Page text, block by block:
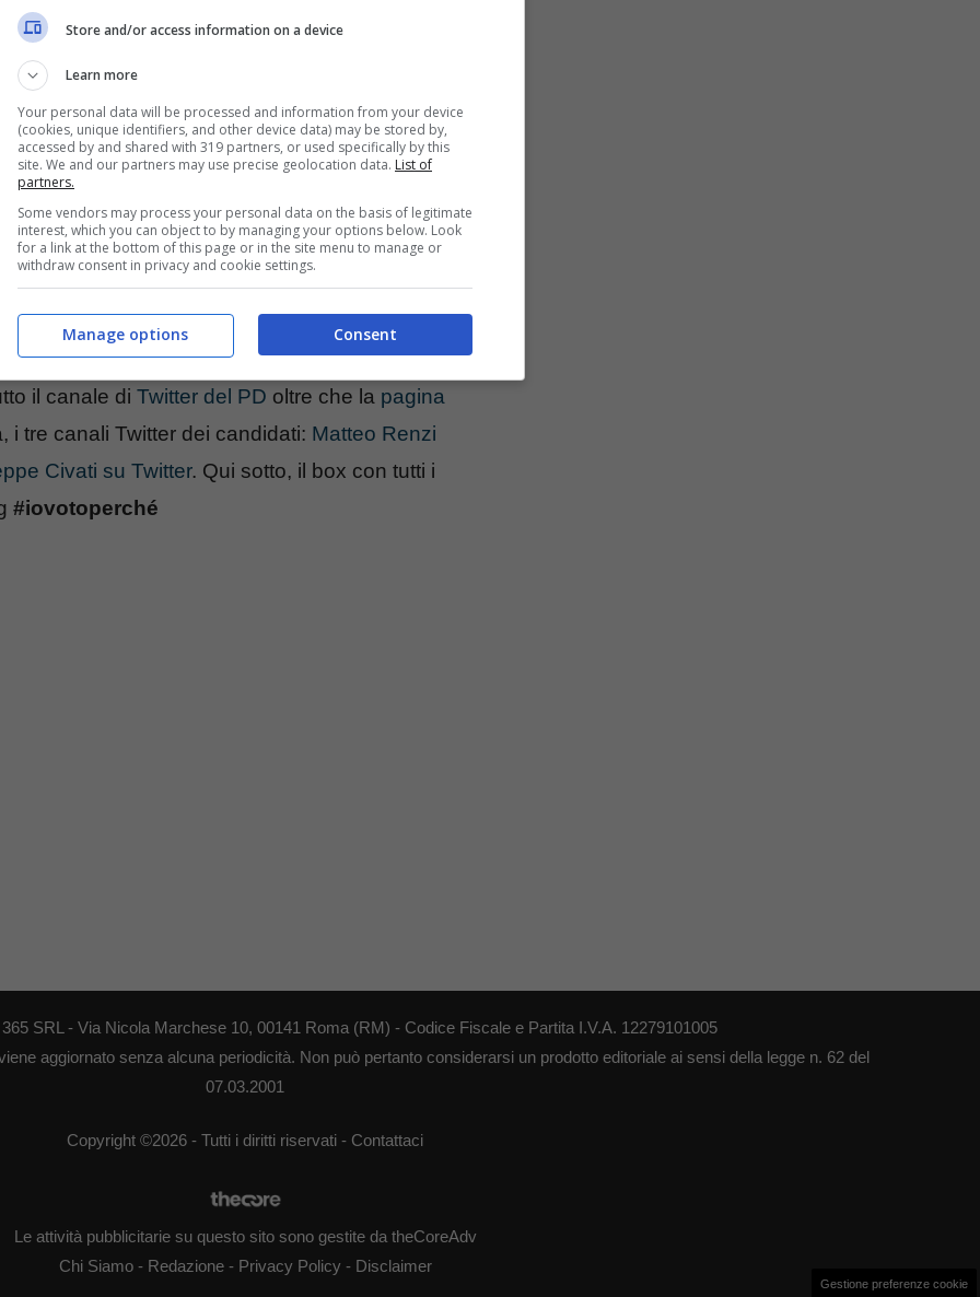
sulle Primariecon il regolamento, le
le informazioni sui tre candidati. Ma per le
il canale di Twitter del PD oltre che la pagina
i tre canali Twitter dei candidati: Matteo Renzi
Civati su Twitter. Qui sotto, il box con tutti i
#iovotoperché
SRL - Via Nicola Marchese 10, 00141 Roma (RM) - Codice Fiscale e Partita I.V.A. 12279101005
aggiornato senza alcuna periodicità. Non può pertanto considerarsi un prodotto editoriale ai sensi della legge n. 62 del
07.03.2001
Copyright ©2026 - Tutti i diritti riservati - Contattaci
Le attività pubblicitarie su questo sito sono gestite da theCoreAdv
Chi Siamo- Redazione- Privacy Policy - Disclaimer
Gestione preferenze cookie
Store and/or access information on a device
Learn more
Your personal data will be processed and information from your device
(cookies, unique identifiers, and other device data) may be stored by,
accessed by and shared with 319 partners, or used specifically by this
site. We and our partners may use precise geolocation data. List of
partners.
Some vendors may process your personal data on the basis of legitimate
interest, which you can object to by managing your options below. Look
for a link at the bottom of this page or in the site menu to manage or
withdraw consent in privacy and cookie settings.
Consent
Manage options